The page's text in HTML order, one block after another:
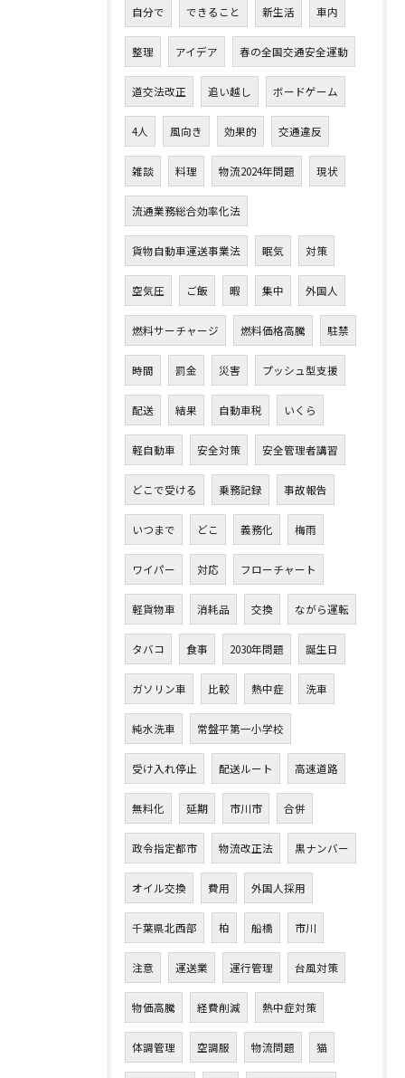
自分で できること 新生活 車内
整理 アイデア 春の全国交通安全運動
道交法改正 追い越し ボードゲーム
4人 風向き 効果的 交通違反
雑談 料理 物流2024年問題 現状
流通業務総合効率化法
貨物自動車運送事業法 眠気 対策
空気圧 ご飯 暇 集中 外国人
燃料サーチャージ 燃料価格高騰 駐禁
時間 罰金 災害 プッシュ型支援
配送 結果 自動車税 いくら
軽自動車 安全対策 安全管理者講習
どこで受ける 乗務記録 事故報告
いつまで どこ 義務化 梅雨
ワイパー 対応 フローチャート
軽貨物車 消耗品 交換 ながら運転
タバコ 食事 2030年問題 誕生日
ガソリン車 比較 熱中症 洗車
純水洗車 常盤平第一小学校
受け入れ停止 配送ルート 高速道路
無料化 延期 市川市 合併
政令指定都市 物流改正法 黒ナンバー
オイル交換 費用 外国人採用
千葉県北西部 柏 船橋 市川
注意 運送業 運行管理 台風対策
物価高騰 経費削減 熱中症対策
体調管理 空調服 物流問題 猫